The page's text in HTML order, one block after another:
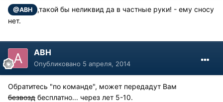
@АВН
,такой бы неликвид да в частные руки! - ему сносу
нет.
АВН
Опубликовано 5 апреля, 2014
Обратитесь "по команде", может передадут Вам
безвозд бесплатно... через лет 5-10.